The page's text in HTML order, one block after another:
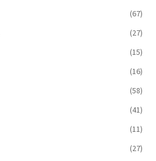
(67)
(27)
(15)
(16)
(58)
(41)
(11)
(27)